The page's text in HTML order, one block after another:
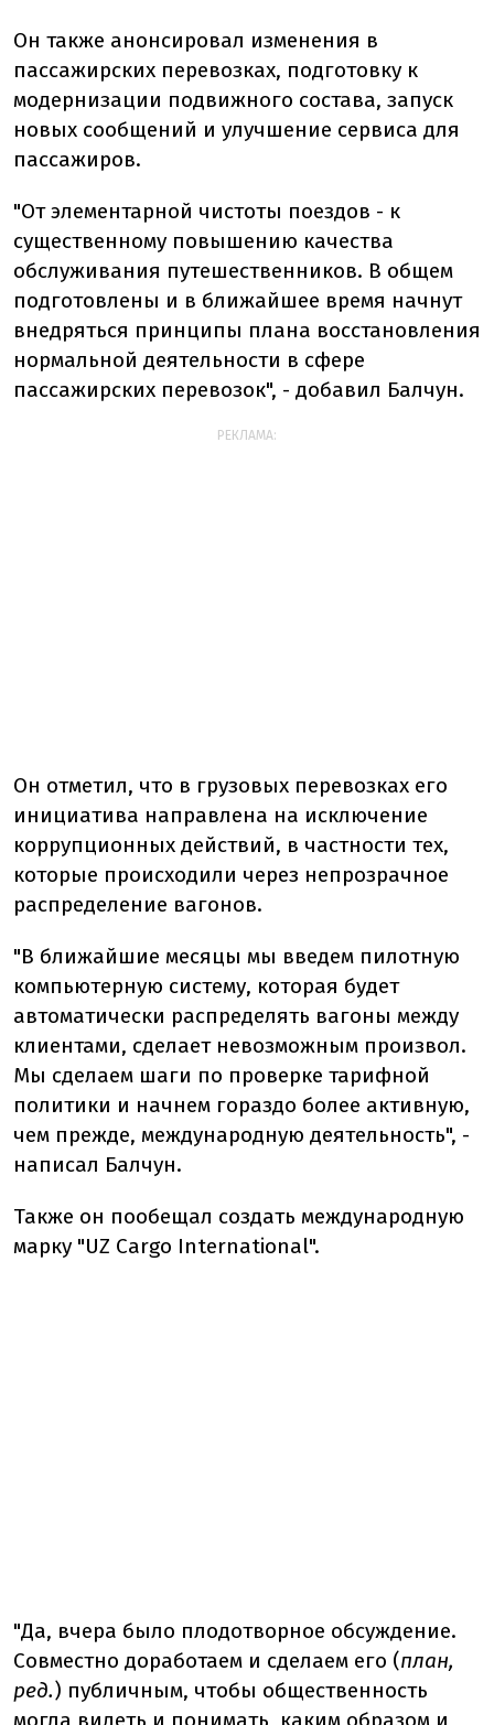
Он также анонсировал изменения в
пассажирских перевозках, подготовку к
модернизации подвижного состава, запуск
новых сообщений и улучшение сервиса для
пассажиров.
"От элементарной чистоты поездов - к
существенному повышению качества
обслуживания путешественников. В общем
подготовлены и в ближайшее время начнут
внедряться принципы плана восстановления
нормальной деятельности в сфере
пассажирских перевозок", - добавил Балчун.
РЕКЛАМА:
Он отметил, что в грузовых перевозках его
инициатива направлена на исключение
коррупционных действий, в частности тех,
которые происходили через непрозрачное
распределение вагонов.
"В ближайшие месяцы мы введем пилотную
компьютерную систему, которая будет
автоматически распределять вагоны между
клиентами, сделает невозможным произвол.
Мы сделаем шаги по проверке тарифной
политики и начнем гораздо более активную,
чем прежде, международную деятельность", -
написал Балчун.
Также он пообещал создать международную
марку "UZ Cargo International".
"Да, вчера было плодотворное обсуждение.
Совместно доработаем и сделаем его (план,
ред.) публичным, чтобы общественность